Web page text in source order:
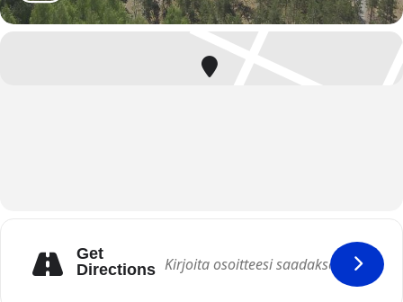
Get
Directions